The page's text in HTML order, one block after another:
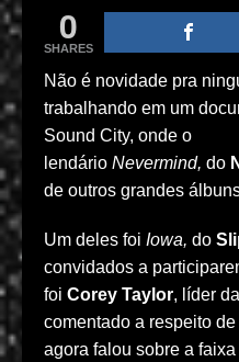
0
SHARES
Não é novidade pra
trabalhando em um
Sound City, onde o
lendário Nevermind, do
de outros grandes
Um deles foi Iowa, do
convidados a
foi Corey Taylor, líder
comentado a respeito de
agora falou sobre a faixa